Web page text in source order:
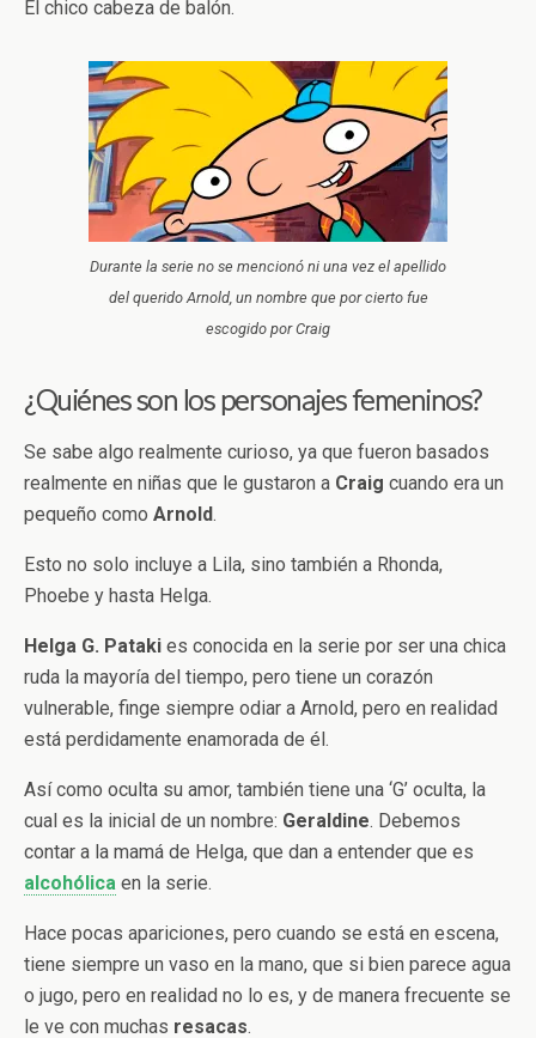
El chico cabeza de balón.
Durante la serie no se mencionó ni una vez el apellido
del querido Arnold, un nombre que por cierto fue
escogido por Craig
¿Quiénes son los personajes femeninos?
Se sabe algo realmente curioso, ya que fueron basados
realmente en niñas que le gustaron a Craig cuando era un
pequeño como Arnold.
Esto no solo incluye a Lila, sino también a Rhonda,
Phoebe y hasta Helga.
Helga G. Pataki es conocida en la serie por ser una chica
ruda la mayoría del tiempo, pero tiene un corazón
vulnerable, finge siempre odiar a Arnold, pero en realidad
está perdidamente enamorada de él.
Así como oculta su amor, también tiene una ‘G’ oculta, la
cual es la inicial de un nombre: Geraldine. Debemos
contar a la mamá de Helga, que dan a entender que es
alcohólica en la serie.
Hace pocas apariciones, pero cuando se está en escena,
tiene siempre un vaso en la mano, que si bien parece agua
o jugo, pero en realidad no lo es, y de manera frecuente se
le ve con muchas resacas.